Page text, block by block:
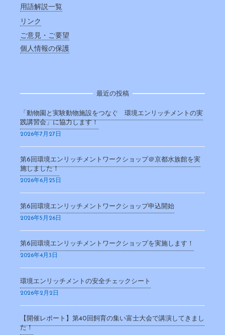
用語解説一覧
リンク
ご意見・ご要望
個人情報の保護
最近の投稿
「動物園と実験動物施設をつなぐ 環境エンリッチメントの実
践講習会」に協力します！
2026年7月27日
第6回環境エンリッチメントワークショップ＠京都水族館を実
施しました！
2026年6月25日
第6回環境エンリッチメントワークショップ申込開始
2026年5月26日
第6回環境エンリッチメントワークショップを実施します！
2026年4月3日
環境エンリッチメントの安全チェックシート
2026年2月2日
【開催レポート】第40回飼育の集い富士大会で講演してきまし
た！